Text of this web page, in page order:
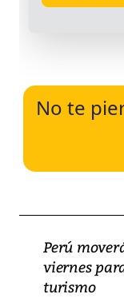
No te
Perú
viernes
turismo